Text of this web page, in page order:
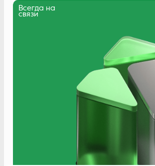
Всегда на
связи